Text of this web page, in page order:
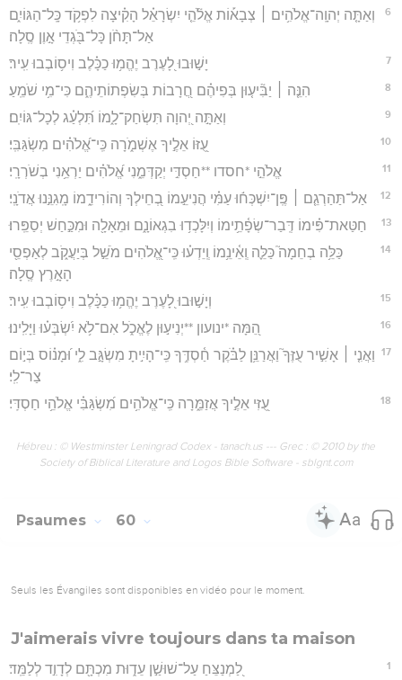
6
וְאַתָּ֤ה יְהוָֽה־אֱלֹהִ֥ים ׀ צְבָא֡וֹת אֱלֹ֘הֵ֤י יִשְׂרָאֵ֗ל הָקִ֗יצָה לִפְקֹ֥ד כָּֽל־הַגּוֹיִ֑ם
אַל־תָּחֹ֨ן כָּל־בֹּ֖גְדֵי אָ֣וֶן סֶֽלָה׃
7 יָשׁ֣וּבוּ לָ֭עֶרֶב יֶהֱמ֥וּ כַכָּ֗לֶב וִיס֥וֹבְבוּ עִֽיר׃
8 הִנֵּ֤ה ׀ יַבִּ֘יע֤וּן בְּפִיהֶ֗ם חֲ֭רָבוֹת בְּשִׂפְתוֹתֵיהֶ֑ם כִּי־מִ֥י שֹׁמֵֽעַ׃
9 וְאַתָּ֣ה יְ֭הוָה תִּשְׂחַק־לָ֑מוֹ תִּ֝לְעַ֗ג לְכָל־גּוֹיִֽם׃
10 עֻ֭זּוֹ אֵלֶ֣יךָ אֶשְׁמֹ֑רָה כִּֽי־אֱ֝לֹהִ֗ים מִשְׂגַּבִּֽי׃
11 אֱלֹהֵ֣י *חסדו **חַסְדִּ֣י יְקַדְּמֵ֑נִי אֱ֝לֹהִ֗ים יַרְאֵ֥נִי בְשֹׁרְרָֽי׃
12 אַל־תַּהַרְגֵ֤ם ׀ פֶּֽן־יִשְׁכְּח֬וּ עַמִּ֗י הֲנִיעֵ֣מוֹ בְ֭חֵילְךָ וְהוֹרִידֵ֑מוֹ מָֽגִנֵּ֣נוּ אֲדֹנָֽי׃
13 חַטַּאת־פִּ֗ימוֹ דְּֽבַר־שְׂפָ֫תֵ֥ימוֹ וְיִלָּכְד֥וּ בִגְאוֹנָ֑ם וּמֵאָלָ֖ה וּמִכַּ֣חַשׁ יְסַפֵּֽרוּ׃
14
כַּלֵּ֥ה בְחֵמָה֮ כַּלֵּ֪ה וְֽאֵ֫ינֵ֥מוֹ וְֽיֵדְע֗וּ כִּֽי־אֱ֭לֹהִים מֹשֵׁ֣ל בְּיַעֲקֹ֑ב לְאַפְסֵ֖י
הָאָ֣רֶץ סֶֽלָה׃
15 וְיָשׁ֣וּבוּ לָ֭עֶרֶב יֶהֱמ֥וּ כַכָּ֗לֶב וִיס֥וֹבְבוּ עִֽיר׃
16 הֵ֭מָּה *ינועון **יְנִיע֣וּן לֶאֱכֹ֑ל אִם־לֹ֥א יִ֝שְׂבְּע֗וּ וַיָּלִֽינוּ׃
17
וַאֲנִ֤י ׀ אָשִׁ֣יר עֻזֶּךָ֮ וַאֲרַנֵּ֥ן לַבֹּ֗קֶר חַ֫סְדֶּ֥ךָ כִּֽי־הָיִ֣יתָ מִשְׂגָּ֣ב לִ֑י וּ֝מָנ֗וֹס בְּי֣וֹם
צַר־לִֽי׃
18 עֻ֭זִּי אֵלֶ֣יךָ אֲזַמֵּ֑רָה כִּֽי־אֱלֹהִ֥ים מִ֝שְׂגַּבִּ֗י אֱלֹהֵ֥י חַסְדִּֽי׃
Hébreu : © Westminster Leningrad Codex - tanach.us --- Grec : © 2010 by the
Society of Biblical Literature and Logos Bible Software - sblgnt.com
Psaumes 60
Seuls les Évangiles sont disponibles en vidéo pour le moment.
J'aimerais vivre toujours dans ta maison
1 לַ֭מְנַצֵּחַ עַל־שׁוּשַׁ֣ן עֵד֑וּת מִכְתָּ֖ם לְדָוִ֣ד לְלַמֵּֽד׃